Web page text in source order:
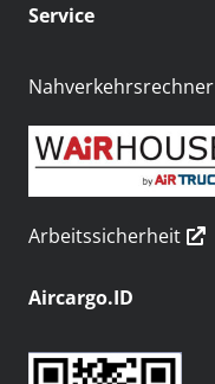
Service
Nahverkehrsrechner
Arbeitssicherheit
Aircargo.ID